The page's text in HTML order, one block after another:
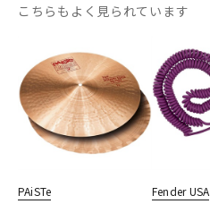
こちらもよく見られています
PAiSTe
Fender USA